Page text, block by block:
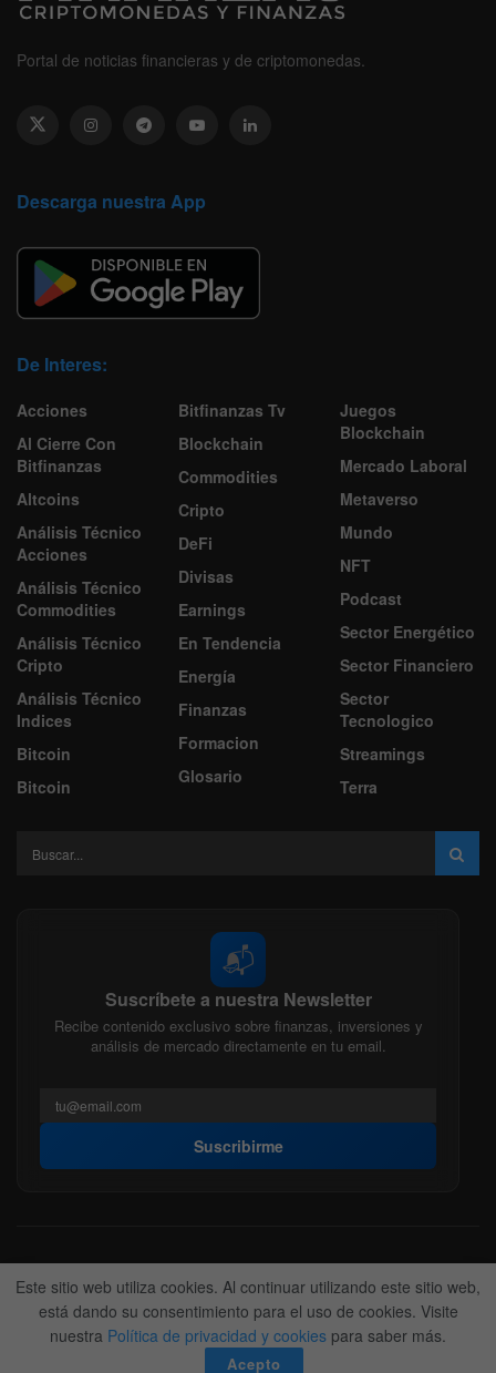
Portal de noticias financieras y de criptomonedas.
Descarga nuestra App
De Interes:
Acciones
Al Cierre Con
Bitfinanzas
Altcoins
Análisis Técnico
Acciones
Análisis Técnico
Commodities
Análisis Técnico
Cripto
Análisis Técnico
Indices
Bitcoin
Bitcoin
Bitfinanzas Tv
Blockchain
Commodities
Cripto
DeFi
Divisas
Earnings
En Tendencia
Energía
Finanzas
Formacion
Glosario
Juegos
Blockchain
Mercado Laboral
Metaverso
Mundo
NFT
Podcast
Sector Energético
Sector Financiero
Sector
Tecnologico
Streamings
Terra
📬
Suscríbete a nuestra Newsletter
Recibe contenido exclusivo sobre finanzas, inversiones y
análisis de mercado directamente en tu email.
Suscribirme
Acerca de nosotros Politica Editorial
Nuestro Equipo
Contactanos
Anunciate
© 2022-2026BitFinanzas- Hecho porTeam DM. 😎
Este sitio web utiliza cookies. Al continuar utilizando este sitio web,
está dando su consentimiento para el uso de cookies. Visite
nuestra Política de privacidad y cookies para saber más.
Acepto